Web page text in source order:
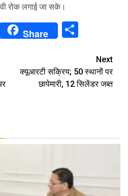
रोक लगाई जा सके।
Share
Next
क्यूआरटी सक्रिय; 50 स्थानों पर
छापेमारी, 12 सिलेंडर जब्त